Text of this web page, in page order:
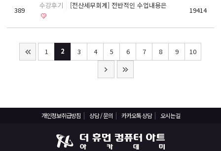
389
수강후기 [전산세무회계] 전반적인 수업내용은
19414
1 2 3 4 5 6 7 8 9 10
개인정보취급방침 상담 / 문의 카카오톡 상담 오시는길
1:1 상담